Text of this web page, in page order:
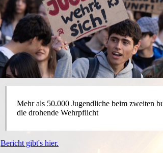
Mehr als 50.000 Jugendliche beim zweiten
die drohende Wehrpflicht
Bericht gibt's hier.